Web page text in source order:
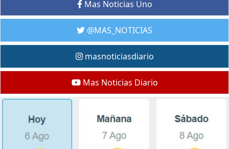
Mas Noticias Uno
@MAS_NOTICIAS
masnoticiasdiario
Mas Noticias Diario